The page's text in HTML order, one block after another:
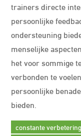
trainers directe
persoonlijke
ondersteuning
menselijke
het voor sommige
verbonden te
persoonlijke
bieden.
constante verbetering